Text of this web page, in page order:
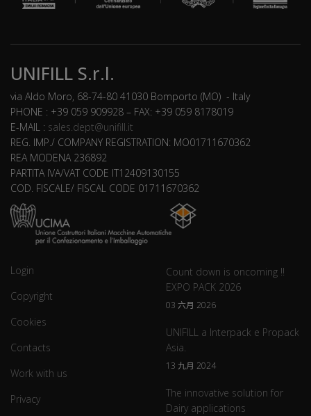
UNIFILL S.r.l.
via Aldo Moro, 68-74-80 41030 Bomporto (MO) - Italy
PHONE : +39 059 909928 – FAX: +39 059 8178019
E-MAIL : sales.dept@unifill.it
REG. IMP./ COMPANY REGISTRATION: MO01711670362
REA MODENA 236892
PARTITA IVA/VAT CODE IT12409130155
COD. FISCALE/ FISCAL CODE 01711670362
Login
Copyright
Cookies
Contacts
Work with us
Privacy
Count down is oncoming !!
EXPO PACK 2026
03 六月 2026
UNIFILL a Interpack e Propack
Asia.
13 九月 2024
The innovative solution for
Dairy applications